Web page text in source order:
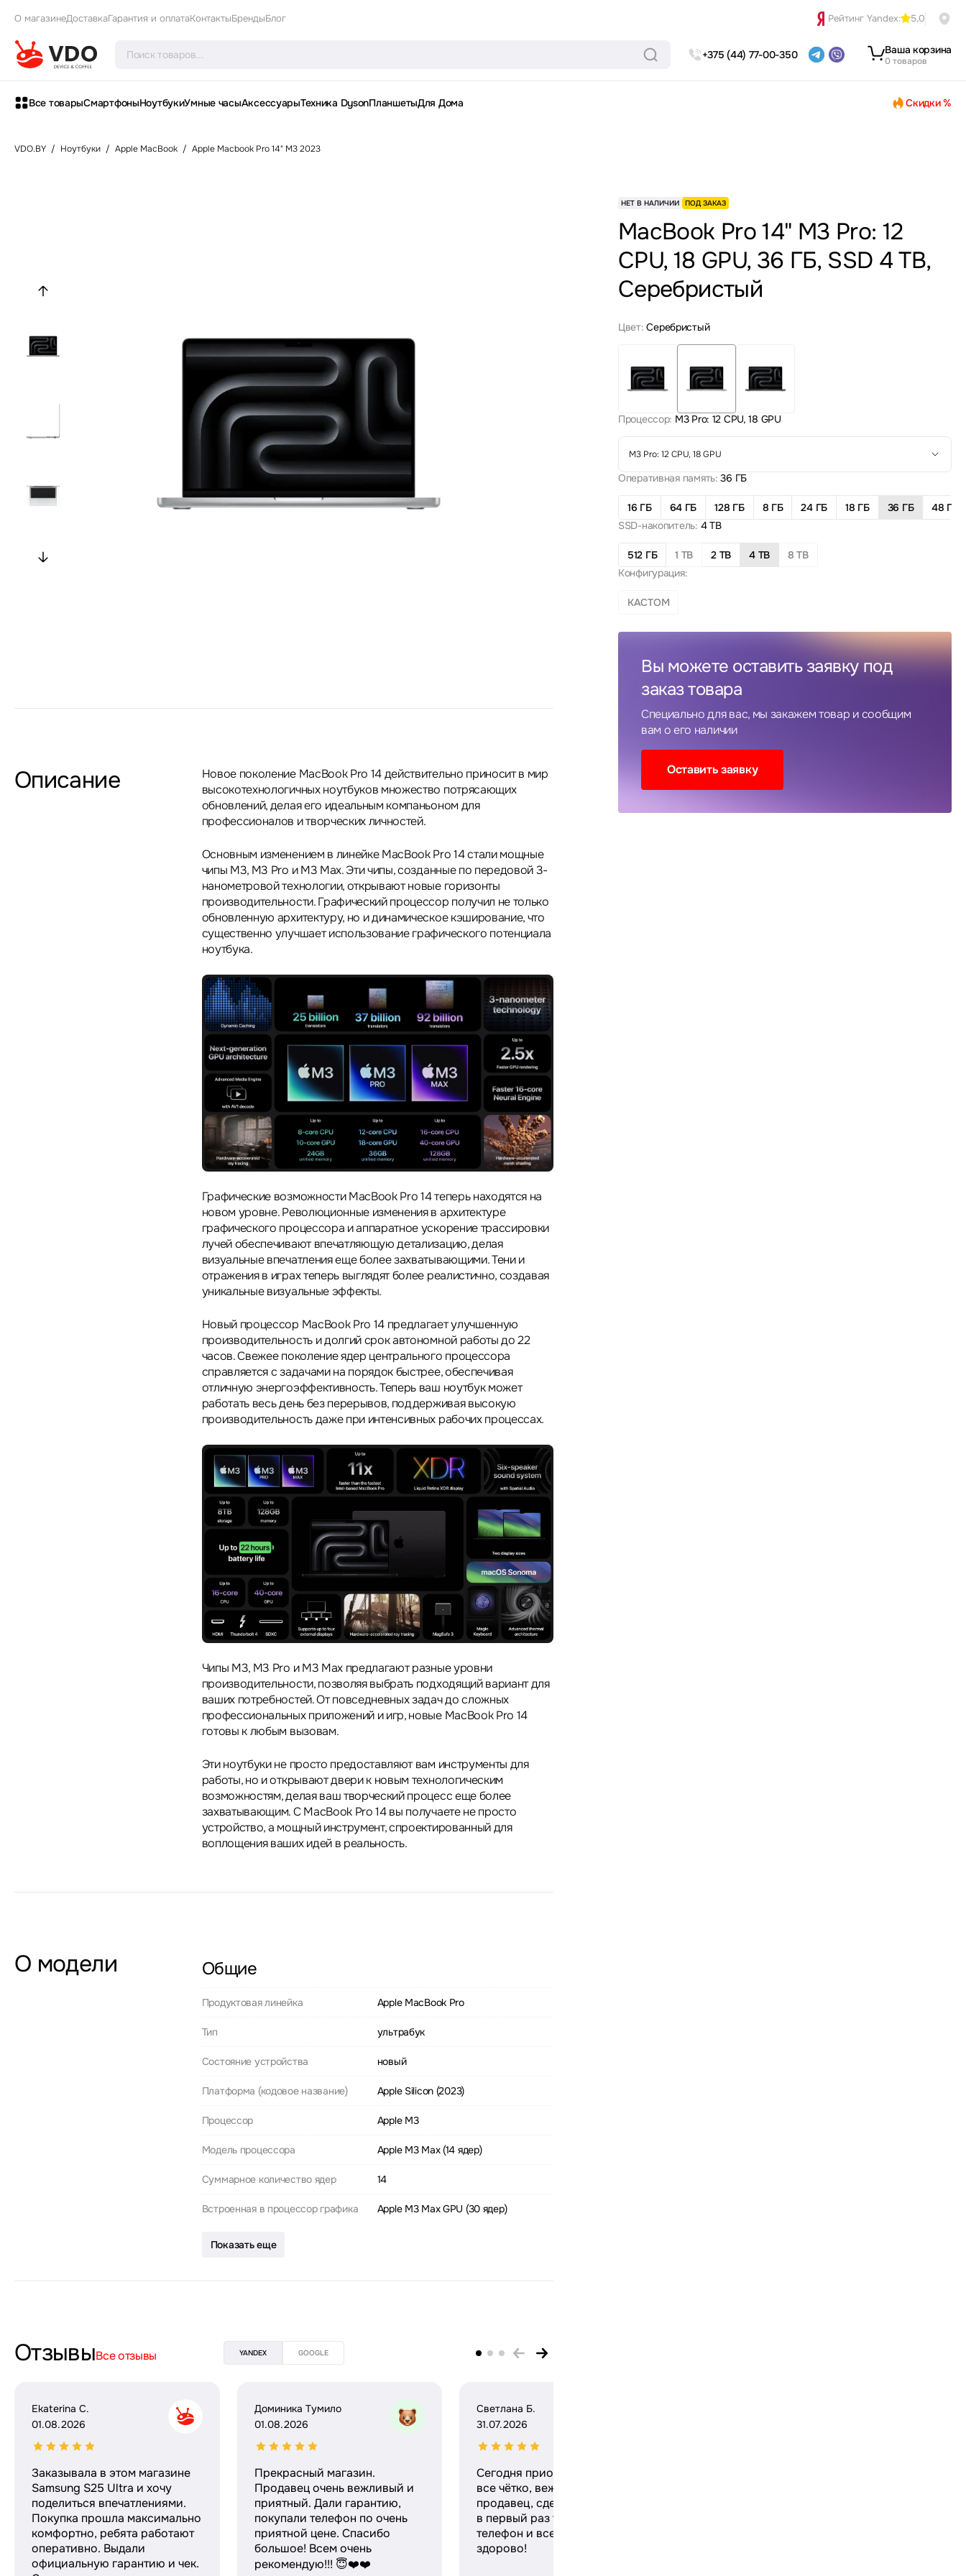
О магазинеДоставкаГарантия и оплатаКонтактыБрендыБлог Рейтинг Yandex: 5,0
+375 (44) 77-00-350 Ваша корзина
0 товаров
Все товарыСмартфоныНоутбукиУмные часыАксессуарыТехника DysonПланшетыДля Дома Скидки %
VDO.BY / Ноутбуки / Apple MacBook / Apple Macbook Pro 14" M3 2023
Описание
Новое поколение MacBook Pro 14 действительно приносит в мир
высокотехнологичных ноутбуков множество потрясающих
обновлений, делая его идеальным компаньоном для
профессионалов и творческих личностей.
Основным изменением в линейке MacBook Pro 14 стали мощные
чипы M3, M3 Pro и M3 Max. Эти чипы, созданные по передовой 3-
нанометровой технологии, открывают новые горизонты
производительности. Графический процессор получил не только
обновленную архитектуру, но и динамическое кэширование, что
существенно улучшает использование графического потенциала
ноутбука.
Графические возможности MacBook Pro 14 теперь находятся на
новом уровне. Революционные изменения в архитектуре
графического процессора и аппаратное ускорение трассировки
лучей обеспечивают впечатляющую детализацию, делая
визуальные впечатления еще более захватывающими. Тени и
отражения в играх теперь выглядят более реалистично, создавая
уникальные визуальные эффекты.
Новый процессор MacBook Pro 14 предлагает улучшенную
производительность и долгий срок автономной работы до 22
часов. Свежее поколение ядер центрального процессора
справляется с задачами на порядок быстрее, обеспечивая
отличную энергоэффективность. Теперь ваш ноутбук может
работать весь день без перерывов, поддерживая высокую
производительность даже при интенсивных рабочих процессах.
Чипы M3, M3 Pro и M3 Max предлагают разные уровни
производительности, позволяя выбрать подходящий вариант для
ваших потребностей. От повседневных задач до сложных
профессиональных приложений и игр, новые MacBook Pro 14
готовы к любым вызовам.
Эти ноутбуки не просто предоставляют вам инструменты для
работы, но и открывают двери к новым технологическим
возможностям, делая ваш творческий процесс еще более
захватывающим. С MacBook Pro 14 вы получаете не просто
устройство, а мощный инструмент, спроектированный для
воплощения ваших идей в реальность.
О модели Общие
Продуктовая линейка Apple MacBook Pro
Тип ультрабук
Состояние устройства новый
Платформа (кодовое название) Apple Silicon (2023)
Процессор Apple M3
Модель процессора Apple M3 Max (14 ядер)
Суммарное количество ядер 14
Встроенная в процессор графика Apple M3 Max GPU (30 ядер)
Показать еще
ОтзывыВсе отзывы YANDEX GOOGLE
Ekaterina C.
01.08.2026
Заказывала в этом магазине
Samsung S25 Ultra и хочу
поделиться впечатлениями.
Покупка прошла максимально
комфортно, ребята работают
оперативно. Выдали
официальную гарантию и чек.
Доминика Тумило
01.08.2026
Прекрасный магазин.
Продавец очень вежливый и
приятный. Дали гарантию,
покупали телефон по очень
приятной цене. Спасибо
большое! Всем очень
рекомендую!!! 😇❤️❤️
Светлана Б.
31.07.2026
Сегодня приобрёл телефон,
все чётко, вежливый
продавец, сделали скидку, не
в первый раз тут беру
телефон и всегда все
здорово!
НЕТ В НАЛИЧИИ ПОД ЗАКАЗ
MacBook Pro 14" M3 Pro: 12
CPU, 18 GPU, 36 ГБ, SSD 4 TB,
Серебристый
Цвет: Серебристый
Процессор: M3 Pro: 12 CPU, 18 GPU
M3 Pro: 12 CPU, 18 GPU
Оперативная память: 36 ГБ
16 ГБ 64 ГБ 128 ГБ 8 ГБ 24 ГБ 18 ГБ 36 ГБ
48 ГБ
SSD-накопитель: 4 TB
512 ГБ 1 TB 2 TB 4 TB
8 TB
Конфигурация:
КАСТОМ
Вы можете оставить заявку под
заказ товара
Специально для вас, мы закажем товар и сообщим
вам о его наличии
Оставить заявку